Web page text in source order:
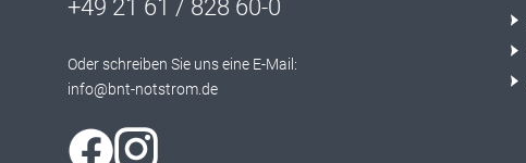
+49 21 61 / 828 60-0
Oder schreiben Sie uns eine E-Mail:
info@bnt-notstrom.de